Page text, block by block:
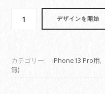
製
デザインを開始
カテゴリー: iPhone13 Pro用,
無)